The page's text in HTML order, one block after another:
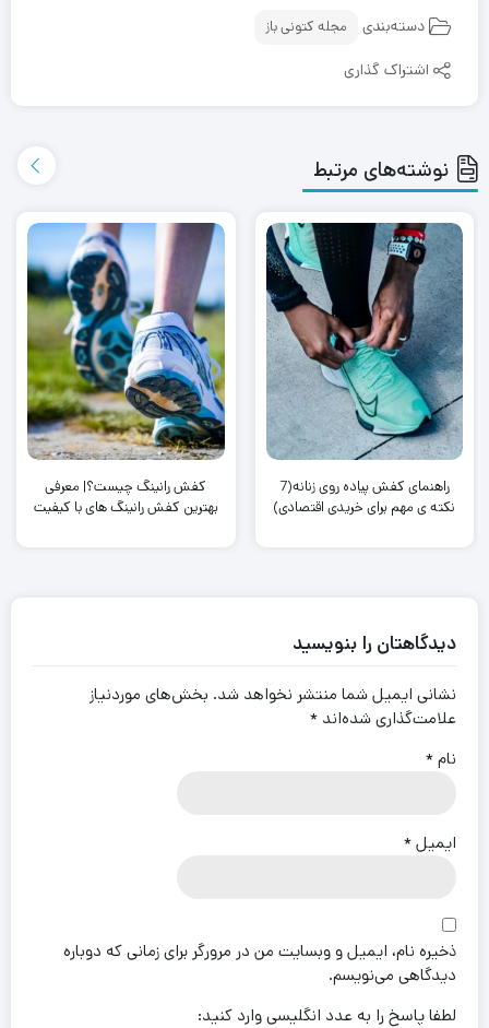
دسته‌بندی مجله کتونی باز
اشتراک گذاری
نوشته‌های مرتبط
راهنمای کفش پیاده روی زنانه(7
نکته ی مهم برای خریدی اقتصادی)
کفش رانینگ چیست؟| معرفی
بهترین کفش رانینگ های با کیفیت
دیدگاهتان را بنویسید
نشانی ایمیل شما منتشر نخواهد شد. بخش‌های موردنیاز
علامت‌گذاری شده‌اند *
نام*
ایمیل*
ذخیره نام، ایمیل و وبسایت من در مرورگر برای زمانی که دوباره
دیدگاهی می‌نویسم.
لطفا پاسخ را به عدد انگلیسی وارد کنید: